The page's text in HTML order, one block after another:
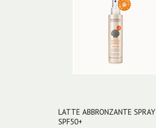
LATTE ABBRONZANTE SPRAY
SPF50+